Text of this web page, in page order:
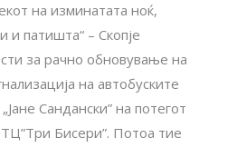
на изминатата ноќ,
и патишта“ – Скопје
за рачно обновување на
на автобуските
Сандански” на потегот
Бисери”. Потоа тие